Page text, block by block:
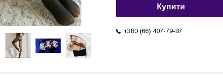
Купити
+380 (66) 407-79-87